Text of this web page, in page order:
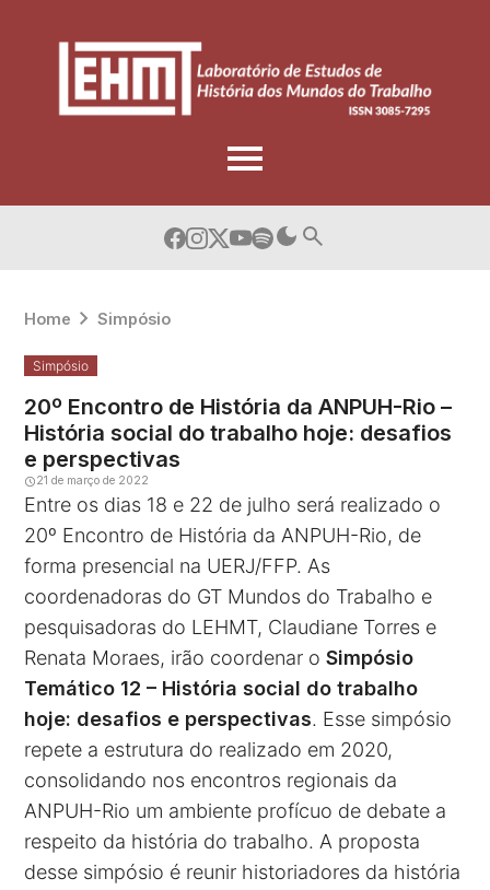
Home Simpósio
Simpósio
20º Encontro de História da ANPUH-Rio –
História social do trabalho hoje: desafios
e perspectivas
21 de março de 2022
Entre os dias 18 e 22 de julho será realizado o
20º Encontro de História da ANPUH-Rio, de
forma presencial na UERJ/FFP. As
coordenadoras do GT Mundos do Trabalho e
pesquisadoras do LEHMT, Claudiane Torres e
Renata Moraes, irão coordenar oSimpósio
Temático 12 – História social do trabalho
hoje: desafios e perspectivas. Esse simpósio
repete a estrutura do realizado em 2020,
consolidando nos encontros regionais da
ANPUH-Rio um ambiente profícuo de debate a
respeito da história do trabalho. A proposta
desse simpósio é reunir historiadores da história